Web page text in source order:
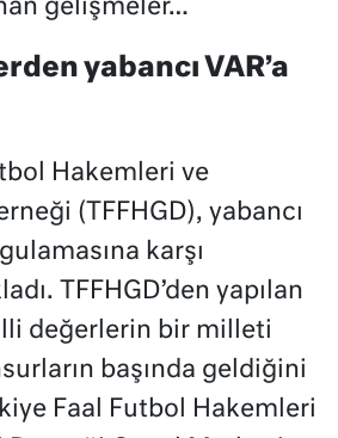
gelişmeler…
yabancı VAR’a
Hakemleri ve
(TFFHGD), yabancı
karşı
TFFHGD’den yapılan
değerlerin bir milleti
başında geldiğini
Faal Futbol Hakemleri